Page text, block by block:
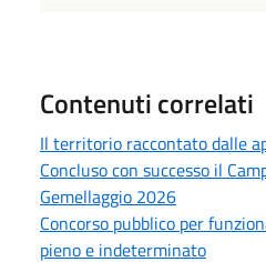
Contenuti correlati
Il territorio raccontato dalle
Concluso con successo il
Gemellaggio 2026
Concorso pubblico per
pieno e indeterminato